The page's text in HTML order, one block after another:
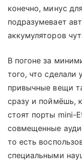
конечно, минус
подразумевает
аккумуляторов
В погоне за
того, что сделали
привычные вещи
сразу и поймёшь,
стоят порты mini-
совмещенные
то есть
специальными